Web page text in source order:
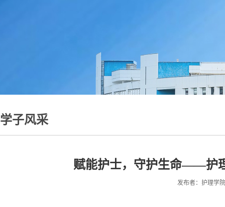
学子风采
赋能护士，守护生命——护
发布者：护理学